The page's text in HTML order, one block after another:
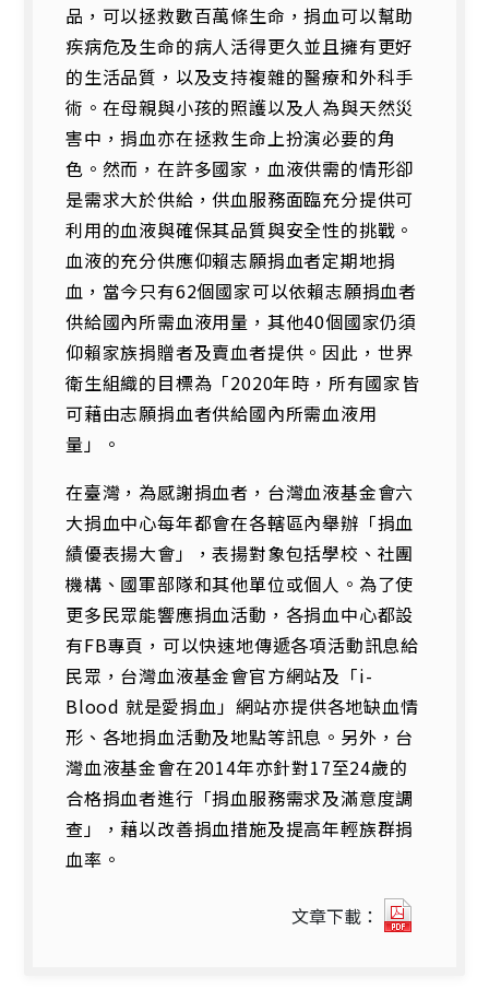
品，可以拯救數百萬條生命，捐血可以幫助
疾病危及生命的病人活得更久並且擁有更好
的生活品質，以及支持複雜的醫療和外科手
術。在母親與小孩的照護以及人為與天然災
害中，捐血亦在拯救生命上扮演必要的角
色。然而，在許多國家，血液供需的情形卻
是需求大於供給，供血服務面臨充分提供可
利用的血液與確保其品質與安全性的挑戰。
血液的充分供應仰賴志願捐血者定期地捐
血，當今只有62個國家可以依賴志願捐血者
供給國內所需血液用量，其他40個國家仍須
仰賴家族捐贈者及賣血者提供。因此，世界
衛生組織的目標為「2020年時，所有國家皆
可藉由志願捐血者供給國內所需血液用
量」。
在臺灣，為感謝捐血者，台灣血液基金會六
大捐血中心每年都會在各轄區內舉辦「捐血
績優表揚大會」，表揚對象包括學校、社團
機構、國軍部隊和其他單位或個人。為了使
更多民眾能響應捐血活動，各捐血中心都設
有FB專頁，可以快速地傳遞各項活動訊息給
民眾，台灣血液基金會官方網站及「i-
Blood 就是愛捐血」網站亦提供各地缺血情
形、各地捐血活動及地點等訊息。另外，台
灣血液基金會在2014年亦針對17至24歲的
合格捐血者進行「捐血服務需求及滿意度調
查」，藉以改善捐血措施及提高年輕族群捐
血率。
文章下載：